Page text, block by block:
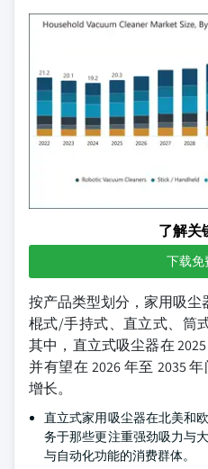
了解关
下载免
按产品类型划分，家用吸尘
棍式/手持式、直立式、筒
其中，直立式吸尘器在
并有望在 2026 年至 2035
增长。
直立式家用吸尘器在北美和
务于那些更注重强劲吸力与
与自动化功能的消费群体。